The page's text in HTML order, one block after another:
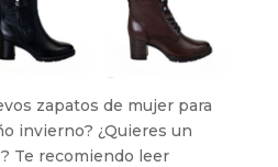
zapatos de mujer para
invierno? ¿Quieres un
Te recomiendo leer